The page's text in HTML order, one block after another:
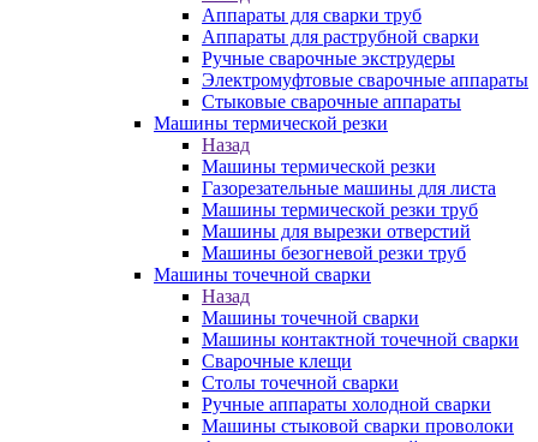
Аппараты для сварки труб
Аппараты для раструбной сварки
Ручные сварочные экструдеры
Электромуфтовые сварочные аппараты
Стыковые сварочные аппараты
Машины термической резки
Назад
Машины термической резки
Газорезательные машины для листа
Машины термической резки труб
Машины для вырезки отверстий
Машины безогневой резки труб
Машины точечной сварки
Назад
Машины точечной сварки
Машины контактной точечной сварки
Сварочные клещи
Столы точечной сварки
Ручные аппараты холодной сварки
Машины стыковой сварки проволоки